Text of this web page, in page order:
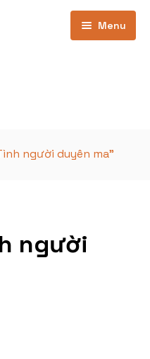
Menu
người duyên ma”
người